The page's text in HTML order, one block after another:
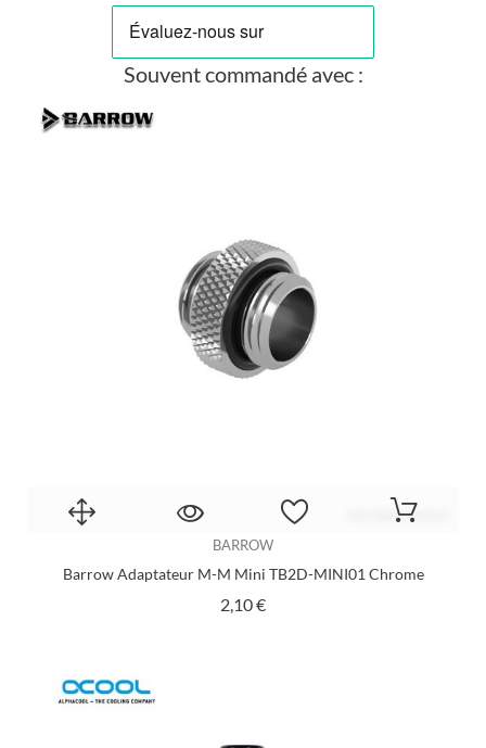
Souvent commandé avec :
BARROW
Barrow Adaptateur M-M Mini TB2D-MINI01 Chrome
2,10 €Prix